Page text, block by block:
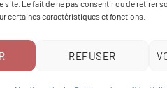
site. Le fait de ne pas consentir ou de retirer
certaines caractéristiques et fonctions.
REFUSER